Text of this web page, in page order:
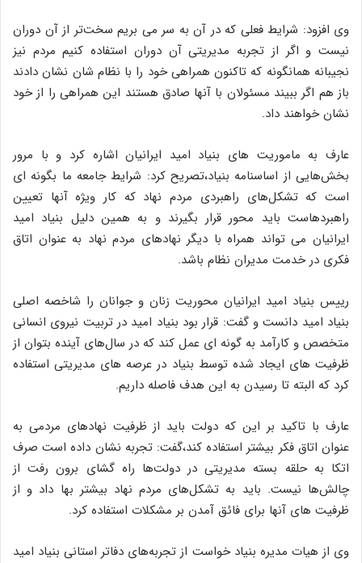
وی افزود: شرایط فعلی که در آن به سر می بریم سخت‌تر از آن دوران
نیست و اگر از تجربه مدیریتی آن دوران استفاده کنیم مردم نیز
نجیبانه همانگونه که تاکنون همراهی خود را با نظام شان نشان دادند
باز هم اگر ببیند مسئولان با آنها صادق هستند این همراهی را از خود
نشان خواهند داد.
عارف به ماموریت های بنیاد امید ایرانیان اشاره کرد و با مرور
بخش‌هایی از اساسنامه بنیاد،تصریح کرد: شرایط جامعه ما بگونه ای
است که تشکل‌های راهبردی مردم نهاد که کار ویژه آنها تعیین
راهبردهاست باید محور قرار بگیرند و به همین دلیل بنیاد امید
ایرانیان می تواند همراه با دیگر نهادهای مردم نهاد به عنوان اتاق
فکری در خدمت مدیران نظام باشد.
رییس بنیاد امید ایرانیان محوریت زنان و جوانان را شاخصه اصلی
بنیاد امید دانست و گفت: قرار بود بنیاد امید در تربیت نیروی انسانی
متخصص و کارآمد به گونه ای عمل کند که در سال‌های آینده بتوان از
ظرفیت های ایجاد شده توسط بنیاد در عرصه های مدیریتی استفاده
کرد که البته تا رسیدن به این هدف فاصله داریم.
عارف با تاکید بر این که دولت باید از ظرفیت نهادهای مردمی به
عنوان اتاق فکر بیشتر استفاده کند،گفت: تجربه نشان داده است صرف
اتکا به حلقه بسته مدیریتی در دولت‌ها راه گشای برون رفت از
چالش‌ها نیست. باید به تشکل‌های مردم نهاد بیشتر بها داد و از
ظرفیت های آنها برای فائق آمدن بر مشکلات استفاده کرد.
وی از هیات مدیره بنیاد خواست از تجربه‌های دفاتر استانی بنیاد امید